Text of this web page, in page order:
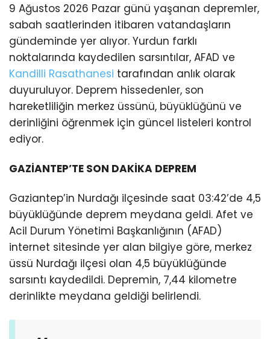
9 Ağustos 2026 Pazar günü yaşanan depremler,
sabah saatlerinden itibaren vatandaşların
gündeminde yer alıyor. Yurdun farklı
noktalarında kaydedilen sarsıntılar, AFAD ve
Kandilli Rasathanesi tarafından anlık olarak
duyuruluyor. Deprem hissedenler, son
hareketliliğin merkez üssünü, büyüklüğünü ve
derinliğini öğrenmek için güncel listeleri kontrol
ediyor.
GAZİANTEP’TE SON DAKİKA DEPREM
Gaziantep’in Nurdağı ilçesinde saat 03:42’de 4,5
büyüklüğünde deprem meydana geldi. Afet ve
Acil Durum Yönetimi Başkanlığının (AFAD)
internet sitesinde yer alan bilgiye göre, merkez
üssü Nurdağı ilçesi olan 4,5 büyüklüğünde
sarsıntı kaydedildi. Depremin, 7,44 kilometre
derinlikte meydana geldiği belirlendi.